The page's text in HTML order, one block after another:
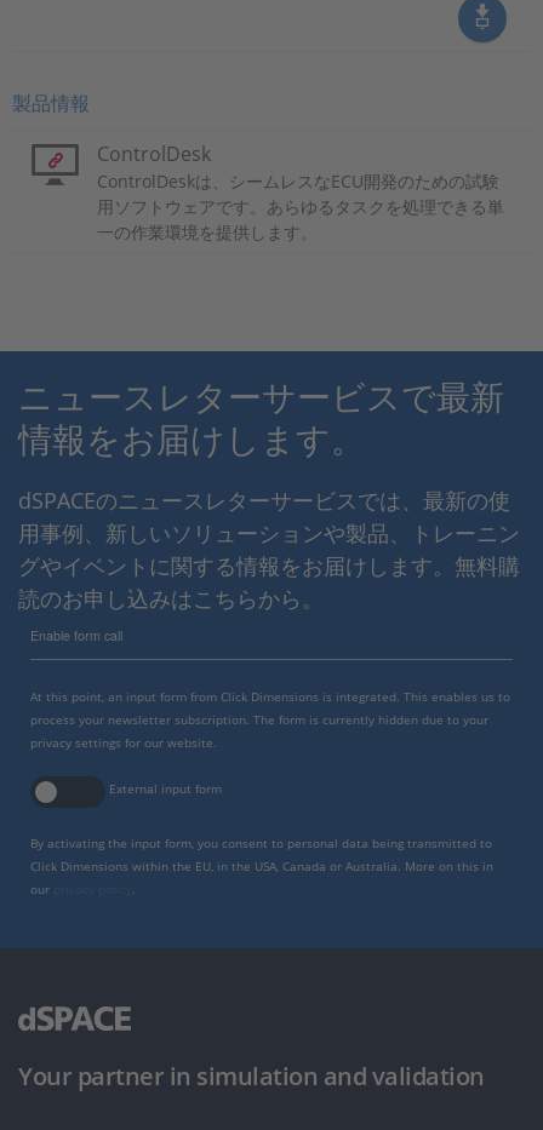
製品情報
ControlDesk
ControlDeskは、シームレスなECU開発のための試験
用ソフトウェアです。あらゆるタスクを処理できる単
一の作業環境を提供します。
ニュースレターサービスで最新
情報をお届けします。
dSPACEのニュースレターサービスでは、最新の使
用事例、新しいソリューションや製品、トレーニン
グやイベントに関する情報をお届けします。無料購
読のお申し込みはこちらから。
Enable form call
At this point, an input form from Click Dimensions is integrated. This enables us to
process your newsletter subscription. The form is currently hidden due to your
privacy settings for our website.
External input form
By activating the input form, you consent to personal data being transmitted to
Click Dimensions within the EU, in the USA, Canada or Australia. More on this in
our
.
Your partner in simulation and validation